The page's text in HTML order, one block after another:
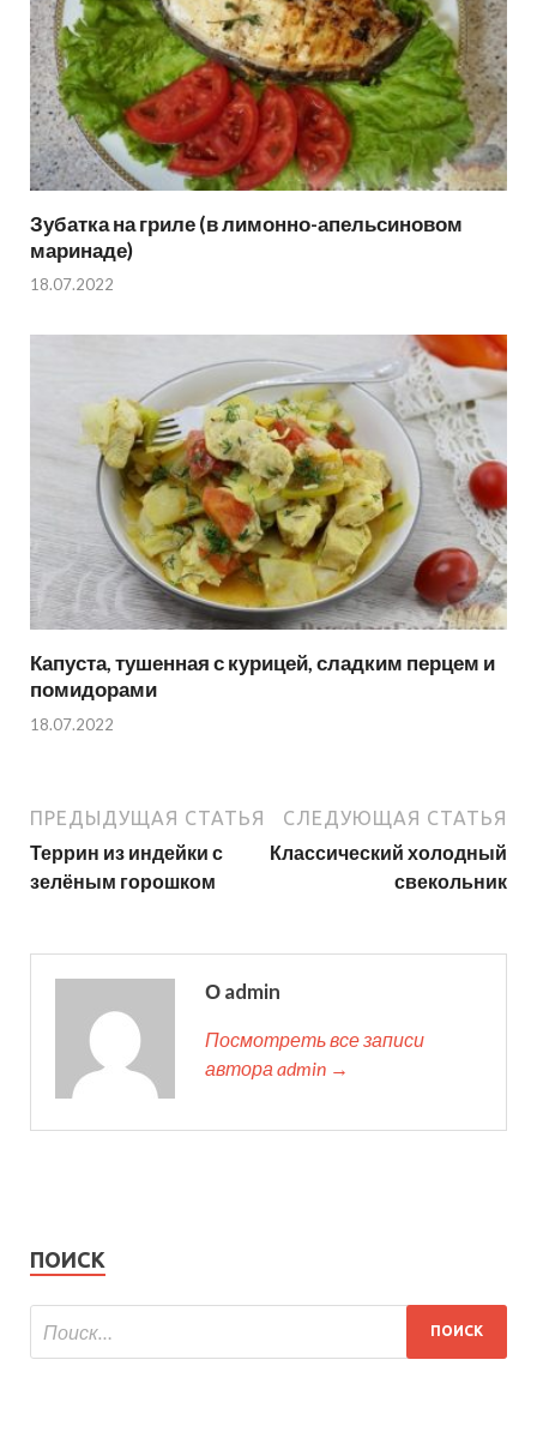
Зубатка на гриле (в лимонно-апельсиновом
маринаде)
18.07.2022
Капуста, тушенная с курицей, сладким перцем и
помидорами
18.07.2022
ПРЕДЫДУЩАЯ СТАТЬЯ
Террин из индейки с
зелёным горошком
СЛЕДУЮЩАЯ СТАТЬЯ
Классический холодный
свекольник
О admin
Посмотреть все записи
автора admin →
ПОИСК